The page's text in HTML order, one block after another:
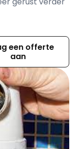
een offerte
aan